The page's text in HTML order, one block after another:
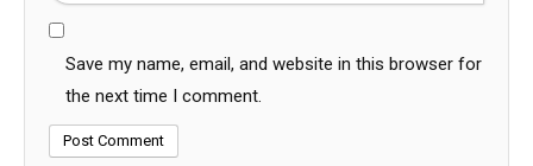
Save my name, email, and website in this browser for
the next time I comment.